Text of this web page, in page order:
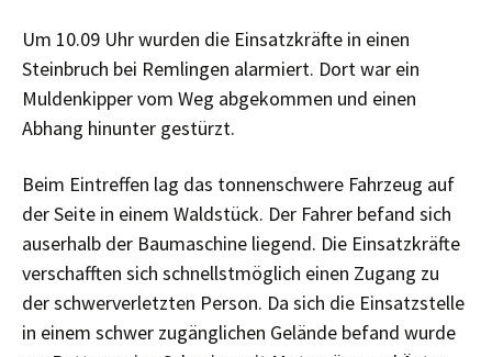
Um 10.09 Uhr wurden die Einsatzkräfte in einen
Steinbruch bei Remlingen alarmiert. Dort war ein
Muldenkipper vom Weg abgekommen und einen
Abhang hinunter gestürzt.
Beim Eintreffen lag das tonnenschwere Fahrzeug auf
der Seite in einem Waldstück. Der Fahrer befand sich
auserhalb der Baumaschine liegend. Die Einsatzkräfte
verschafften sich schnellstmöglich einen Zugang zu
der schwerverletzten Person. Da sich die Einsatzstelle
in einem schwer zugänglichen Gelände befand wurde